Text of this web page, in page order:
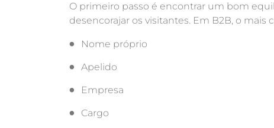
O primeiro passo é encontrar um bom
desencorajar os visitantes. Em B2B, o mais
Nome próprio
Apelido
Empresa
Cargo